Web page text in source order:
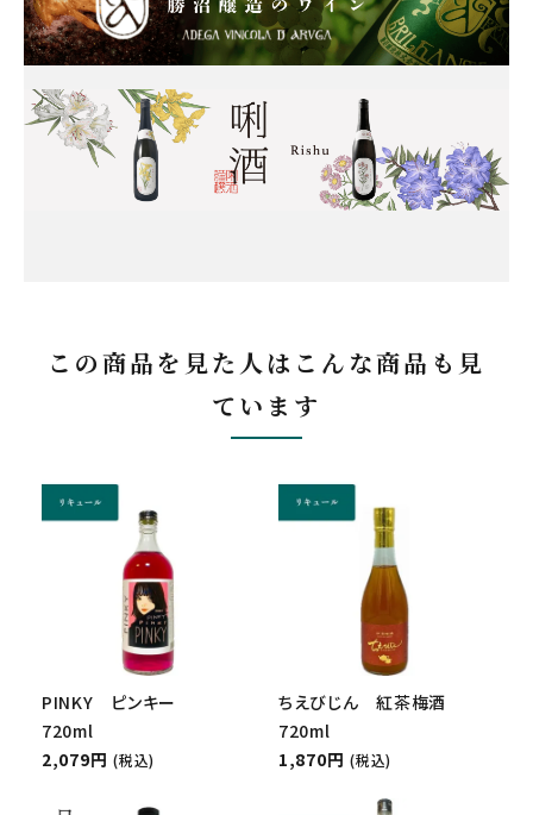
この商品を見た人はこんな商品も見
ています
PINKY ピンキー
720ml
2,079円 (税込)
ちえびじん 紅茶梅酒
720ml
1,870円 (税込)